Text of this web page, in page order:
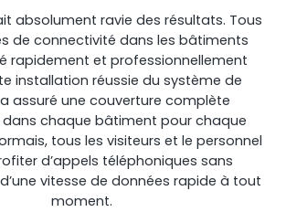
absolument ravie des résultats. Tous
de connectivité dans les bâtiments
rapidement et professionnellement
installation réussie du système de
assuré une couverture complète
dans chaque bâtiment pour chaque
tous les visiteurs et le personnel
d’appels téléphoniques sans
vitesse de données rapide à tout
moment.